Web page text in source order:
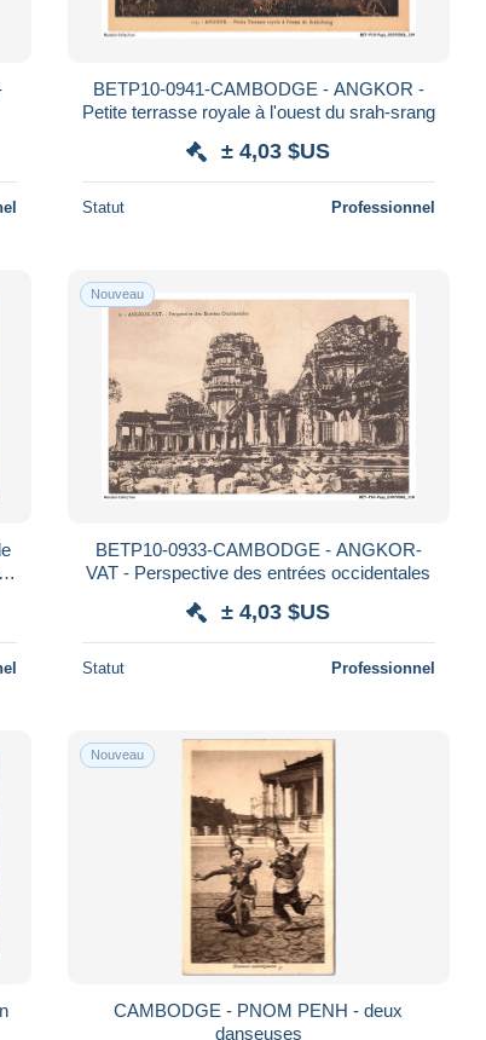
BETP10-0941-CAMBODGE - ANGKOR -
Petite terrasse royale à l'ouest du srah-srang
± 4,03 $US
Statut Professionnel
Nouveau
BETP10-0933-CAMBODGE - ANGKOR-
VAT - Perspective des entrées occidentales
± 4,03 $US
Statut Professionnel
Nouveau
CAMBODGE - PNOM PENH - deux
danseuses